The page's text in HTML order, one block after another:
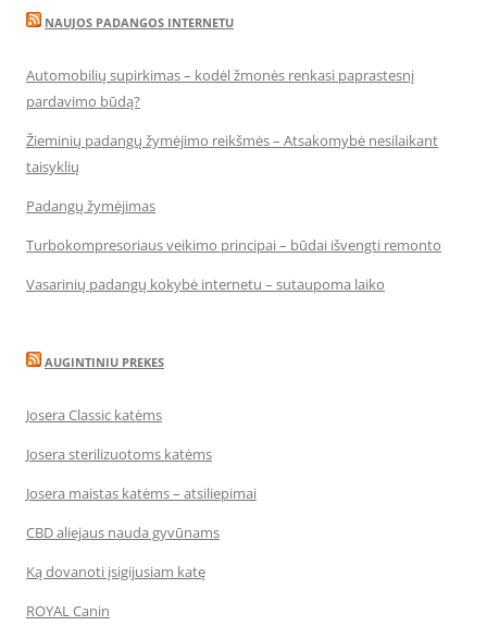
NAUJOS PADANGOS INTERNETU
Automobilių supirkimas – kodėl žmonės renkasi paprastesnį
pardavimo būdą?
Žieminių padangų žymėjimo reikšmės – Atsakomybė nesilaikant
taisyklių
Padangų žymėjimas
Turbokompresoriaus veikimo principai – būdai išvengti remonto
Vasarinių padangų kokybė internetu – sutaupoma laiko
AUGINTINIU PREKES
Josera Classic katėms
Josera sterilizuotoms katėms
Josera maistas katėms – atsiliepimai
CBD aliejaus nauda gyvūnams
Ką dovanoti įsigijusiam katę
ROYAL Canin